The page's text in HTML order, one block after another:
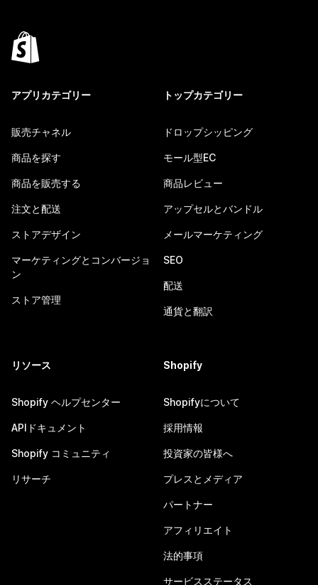
アプリカテゴリー
販売チャネル
商品を探す
商品を販売する
注文と配送
ストアデザイン
マーケティングとコンバージョ
ン
ストア管理
トップカテゴリー
ドロップシッピング
モール型EC
商品レビュー
アップセルとバンドル
メールマーケティング
SEO
配送
通貨と翻訳
リソース
Shopify ヘルプセンター
APIドキュメント
Shopify コミュニティ
リサーチ
Shopify
Shopifyについて
採用情報
投資家の皆様へ
プレスとメディア
パートナー
アフィリエイト
法的事項
サービスステータス